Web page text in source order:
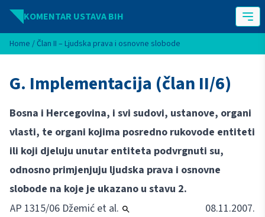
Idi na sadržaj
KOMENTAR USTAVA BIH
Home /Član II – Ljudska prava i osnovne slobode
G. Implementacija (član II/6)
Bosna i Hercegovina, i svi sudovi, ustanove, organi
vlasti, te organi kojima posredno rukovode entiteti
ili koji djeluju unutar entiteta podvrgnuti su,
odnosno primjenjuju ljudska prava i osnovne
slobode na koje je ukazano u stavu 2.
AP 1315/06 Džemić et al.
08.11.2007.